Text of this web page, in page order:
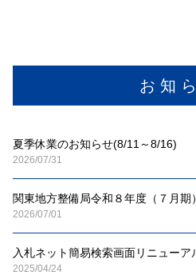
お 知
夏季休業のお知らせ(8/11～8/16)
2026/07/31
関東地方整備局令和８年度（７月期
2026/07/01
入札ネット簡易検索画面リニューア
2025/04/24